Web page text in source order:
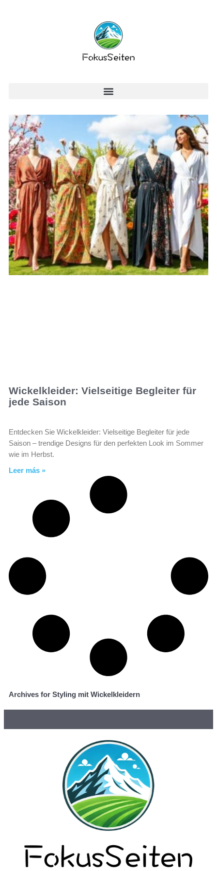
Wickelkleider: Vielseitige Begleiter für
jede Saison
Entdecken Sie Wickelkleider: Vielseitige Begleiter für jede
Saison – trendige Designs für den perfekten Look im Sommer
wie im Herbst.
Leer más »
Archives for Styling mit Wickelkleidern